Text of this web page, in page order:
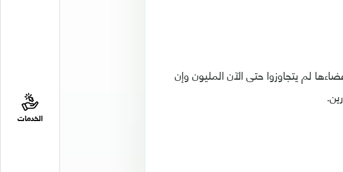
الخدمات
لم يتجاوزوا حتى الآن المليون وإن